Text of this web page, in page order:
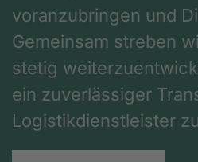
voranzubringen und
Gemeinsam streben
stetig
ein zuverlässiger
Logistikdienstleister